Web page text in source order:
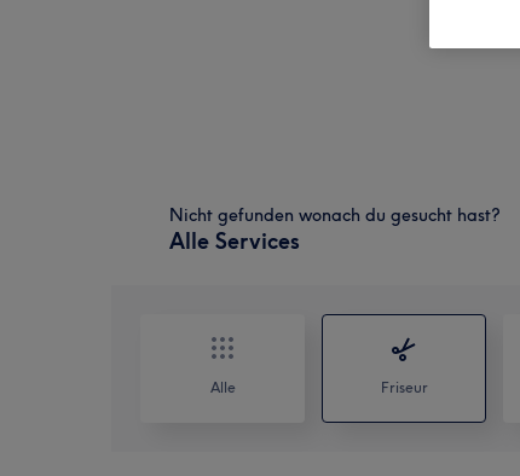
Nicht gefunden wonach du gesucht hast?
Alle Services
Alle Friseur